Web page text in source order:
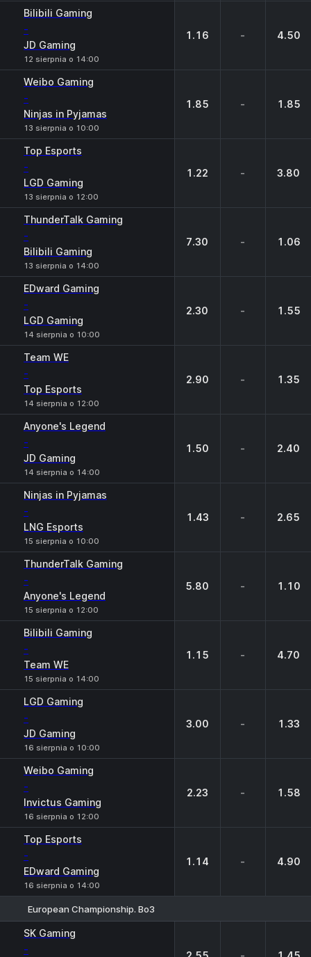
Bilibili Gaming
-
JD Gaming
12 sierpnia o 14:00
1.16 - 4.50
Weibo Gaming
-
Ninjas in Pyjamas
13 sierpnia o 10:00
1.85 - 1.85
Top Esports
-
LGD Gaming
13 sierpnia o 12:00
1.22 - 3.80
ThunderTalk Gaming
-
Bilibili Gaming
13 sierpnia o 14:00
7.30 - 1.06
EDward Gaming
-
LGD Gaming
14 sierpnia o 10:00
2.30 - 1.55
Team WE
-
Top Esports
14 sierpnia o 12:00
2.90 - 1.35
Anyone's Legend
-
JD Gaming
14 sierpnia o 14:00
1.50 - 2.40
Ninjas in Pyjamas
-
LNG Esports
15 sierpnia o 10:00
1.43 - 2.65
ThunderTalk Gaming
-
Anyone's Legend
15 sierpnia o 12:00
5.80 - 1.10
Bilibili Gaming
-
Team WE
15 sierpnia o 14:00
1.15 - 4.70
LGD Gaming
-
JD Gaming
16 sierpnia o 10:00
3.00 - 1.33
Weibo Gaming
-
Invictus Gaming
16 sierpnia o 12:00
2.23 - 1.58
Top Esports
-
EDward Gaming
16 sierpnia o 14:00
1.14 - 4.90
European Championship. Bo3
SK Gaming
-